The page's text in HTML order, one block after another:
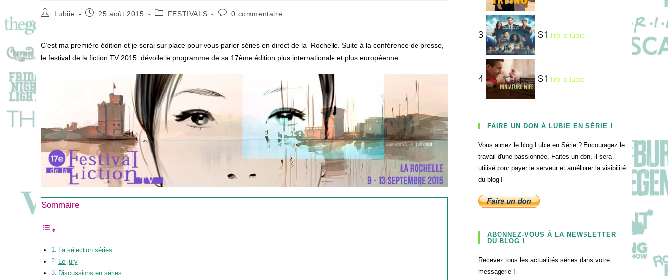
Auteur/autrice
publication :
Lubiie
Publication
25 août 2015
PostFESTIVALS
Commentaires
publication :
0 commentaire
C’est ma première édition et je serai sur place pour vous parler séries en direct de la Rochelle. Suite à la conférence de presse,
le festival de la fiction TV 2015 dévoile le programme de sa 17ème édition plus internationale et plus européenne :
Sommaire
La sélection séries
Le jury
Discussions en séries
3 S1 lire la lubie
4 S1 lire la lubie
FAIRE UN DON À LUBIE EN SÉRIE !
Vous aimez le blog Lubie en Série ? Encouragez le
travail d'une passionnée. Faites un don, il sera
utilisé pour payer le serveur et améliorer la visibilité
du blog !
ABONNEZ-VOUS À LA NEWSLETTER
DU BLOG !
Recevez tous les actualités séries dans votre
messagerie !